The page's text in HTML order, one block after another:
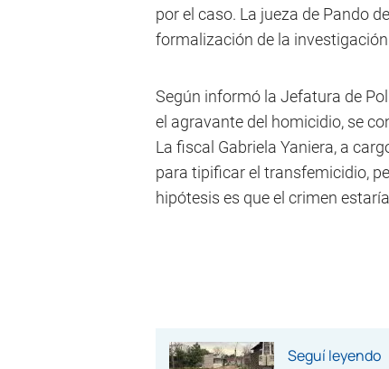
por el caso. La jueza de Pando
formalización de la
Según informó la Jefatura de
el agravante del homicidio, se
La fiscal Gabriela Yaniera, a
para tipificar el transfemicidio,
hipótesis es que el crimen
Seguí leyendo